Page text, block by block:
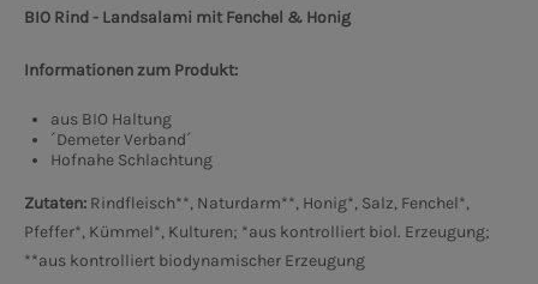
BIO Rind - Landsalami mit Fenchel & Honig
Informationen zum Produkt:
aus BIO Haltung
´Demeter Verband´
Hofnahe Schlachtung
Zutaten: Rindfleisch**, Naturdarm**, Honig*, Salz, Fenchel*,
Pfeffer*, Kümmel*, Kulturen; *aus kontrolliert biol. Erzeugung;
**aus kontrolliert biodynamischer Erzeugung